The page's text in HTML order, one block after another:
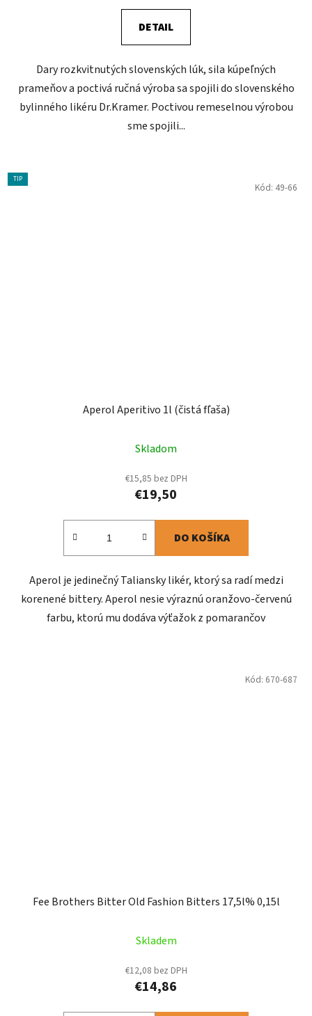
DETAIL
Dary rozkvitnutých slovenských lúk, sila kúpeľných
prameňov a poctivá ručná výroba sa spojili do slovenského
bylinného likéru Dr.Kramer. Poctivou remeselnou výrobou
sme spojili...
TIP
Aperol Aperitivo 1l (čistá fľaša)
Skladom
€15,85 bez DPH
€19,50
DO KOŠÍKA
Aperol je jedinečný Taliansky likér, ktorý sa radí medzi
korenené bittery. Aperol nesie výraznú oranžovo-červenú
farbu, ktorú mu dodáva výťažok z pomarančov
Kód: 49-66
Fee Brothers Bitter Old Fashion Bitters 17,5l% 0,15l
Skladem
€12,08 bez DPH
€14,86
Kód: 670-687